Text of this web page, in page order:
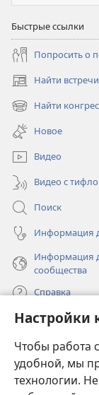
Настройки
Чтобы работа
удобной, мы
технологии.
Быстрые ссылки
Попросить о
Найти встречи
(открывается
в
новом
окне)
Найти
(открывается
новом
окне)
Новое
Видео
Видео с
Поиск
Информация
Информация
сообщества
Справка
в
новом
окне)
ОНЛАЙН-
(открывается